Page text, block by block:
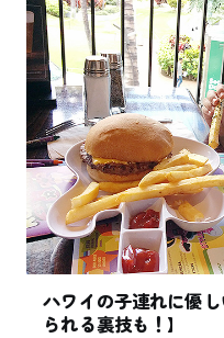
ハワイの子連れに優
られる裏技も！】